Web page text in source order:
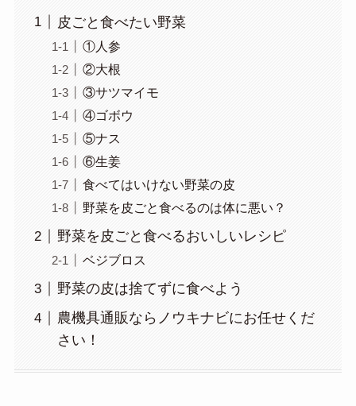
皮ごと食べたい野菜
①人参
②大根
③サツマイモ
④ゴボウ
⑤ナス
⑥生姜
食べてはいけない野菜の皮
野菜を皮ごと食べるのは体に悪い？
野菜を皮ごと食べるおいしいレシピ
ベジブロス
野菜の皮は捨てずに食べよう
農機具通販ならノウキナビにお任せくだ
さい！